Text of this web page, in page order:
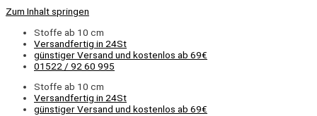
Zum Inhalt springen
Stoffe ab 10 cm
Versandfertig in 24St
günstiger Versand und kostenlos ab 69€
01522 / 92 60 995
Stoffe ab 10 cm
Versandfertig in 24St
günstiger Versand und kostenlos ab 69€